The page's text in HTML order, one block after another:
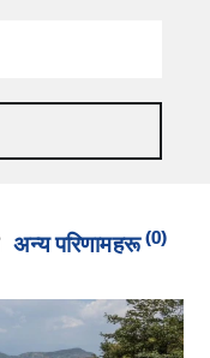
अन्य परिणामहरू (0)